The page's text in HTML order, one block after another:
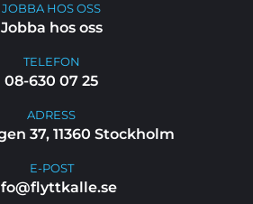
JOBBA HOS OSS
Jobba hos oss
TELEFON
08-630 07 25
ADRESS
37, 11360 Stockholm
E-POST